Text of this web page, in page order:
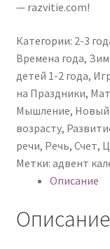
— razvitie.com!
Категории: 2-3
Времена года,
детей 1-2 года,
на Праздники,
Мышление, Новый
возрасту,
речи, Речь, Счет,
Метки: адвент
Описание
Описание